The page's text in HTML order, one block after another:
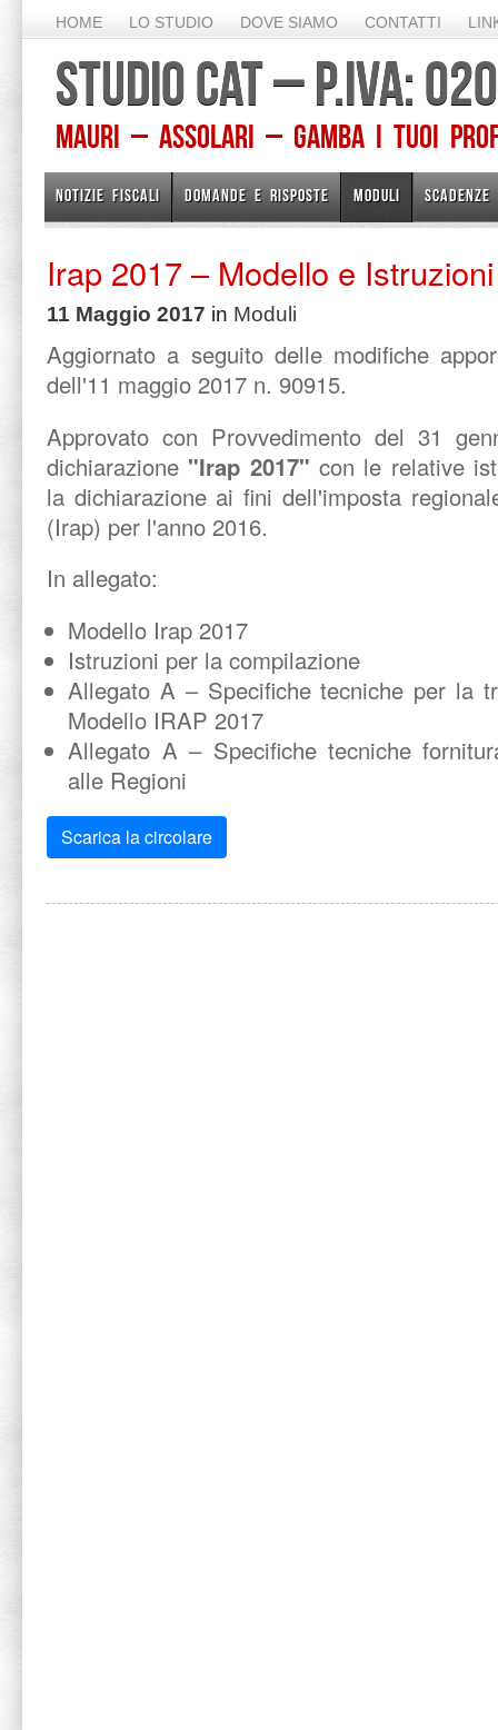
HOME LO STUDIO DOVE SIAMO CONTATTI
STUDIO CAT – P.IVA:
Mauri – Assolari – Gamba I TUOI
NOTIZIE FISCALI DOMANDE E RISPOSTE MODULI SCADENZE
Irap 2017 – Modello e Istruzioni
11 Maggio 2017 in Moduli
Aggiornato a seguito delle modifiche
dell'11 maggio 2017 n. 90915.
Approvato con Provvedimento del 31
dichiarazione "Irap 2017" con le relative
la dichiarazione ai fini dell'imposta
(Irap) per l'anno 2016.
In allegato:
Modello Irap 2017
Istruzioni per la compilazione
Allegato A – Specifiche tecniche per la
Modello IRAP 2017
Allegato A – Specifiche tecniche
alle Regioni
Scarica la circolare